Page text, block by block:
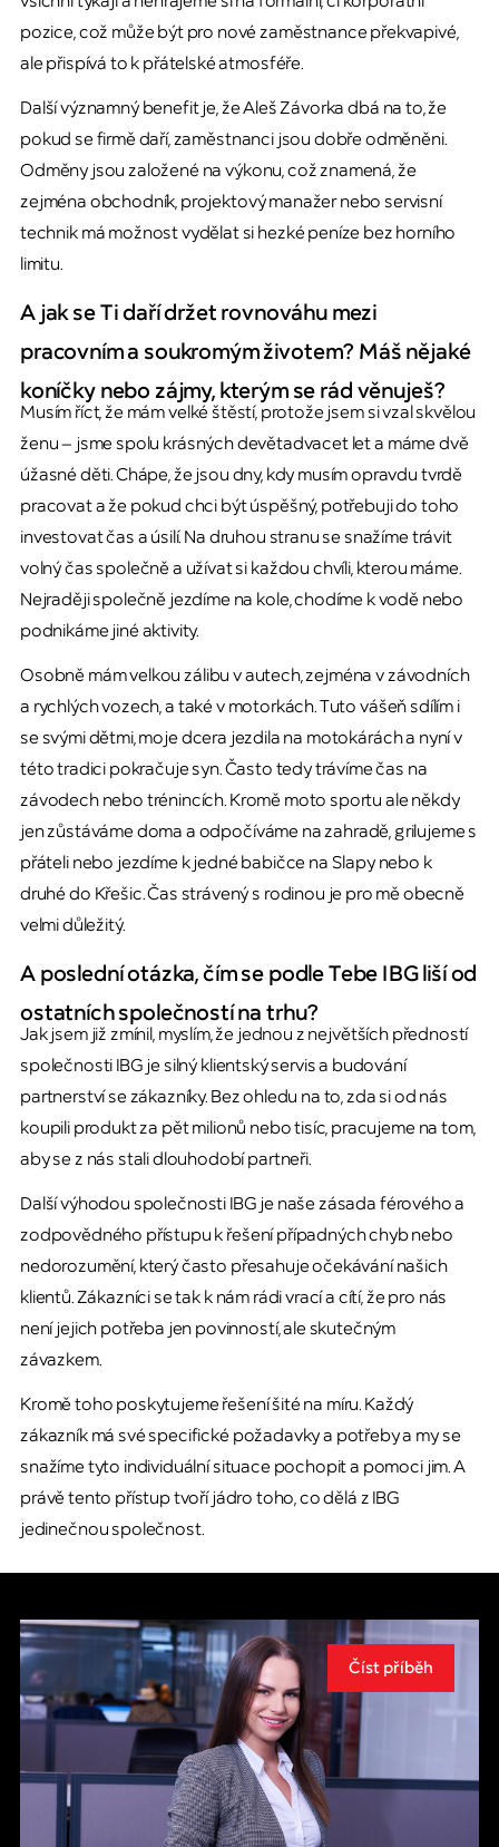
pozice, což může být pro nové zaměstnance překvapivé,
ale přispívá to k přátelské atmosféře.
Další významný benefit je, že Aleš Závorka dbá na to, že
pokud se firmě daří, zaměstnanci jsou dobře odměněni.
Odměny jsou založené na výkonu, což znamená, že
zejména obchodník, projektový manažer nebo servisní
technik má možnost vydělat si hezké peníze bez horního
limitu.
A jak se Ti daří držet rovnováhu mezi
pracovním a soukromým životem? Máš nějaké
koníčky nebo zájmy, kterým se rád věnuješ?
Musím říct, že mám velké štěstí, protože jsem si vzal skvělou
ženu – jsme spolu krásných devětadvacet let a máme dvě
úžasné děti. Chápe, že jsou dny, kdy musím opravdu tvrdě
pracovat a že pokud chci být úspěšný, potřebuji do toho
investovat čas a úsilí. Na druhou stranu se snažíme trávit
volný čas společně a užívat si každou chvíli, kterou máme.
Nejraději společně jezdíme na kole, chodíme k vodě nebo
podnikáme jiné aktivity.
Osobně mám velkou zálibu v autech, zejména v závodních
a rychlých vozech, a také v motorkách. Tuto vášeň sdílím i
se svými dětmi, moje dcera jezdila na motokárách a nyní v
této tradici pokračuje syn. Často tedy trávíme čas na
závodech nebo trénincích. Kromě moto sportu ale někdy
jen zůstáváme doma a odpočíváme na zahradě, grilujeme s
přáteli nebo jezdíme k jedné babičce na Slapy nebo k
druhé do Křešic. Čas strávený s rodinou je pro mě obecně
velmi důležitý.
A poslední otázka, čím se podle Tebe IBG liší od
ostatních společností na trhu?
Jak jsem již zmínil, myslím, že jednou z největších předností
společnosti IBG je silný klientský servis a budování
partnerství se zákazníky. Bez ohledu na to, zda si od nás
koupili produkt za pět milionů nebo tisíc, pracujeme na tom,
aby se z nás stali dlouhodobí partneři.
Další výhodou společnosti IBG je naše zásada férového a
zodpovědného přístupu k řešení případných chyb nebo
nedorozumění, který často přesahuje očekávání našich
klientů. Zákazníci se tak k nám rádi vrací a cítí, že pro nás
není jejich potřeba jen povinností, ale skutečným
závazkem.
Kromě toho poskytujeme řešení šité na míru. Každý
zákazník má své specifické požadavky a potřeby a my se
snažíme tyto individuální situace pochopit a pomoci jim. A
právě tento přístup tvoří jádro toho, co dělá z IBG
jedinečnou společnost.
Další
příběhy Číst příběh